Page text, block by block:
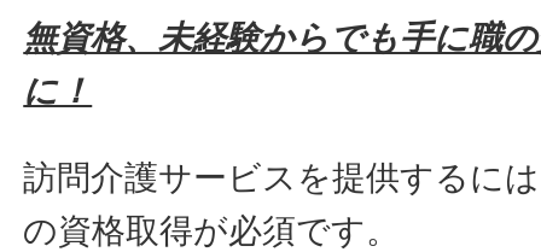
無資格、未経験からでも手に職
に！
訪問介護サービスを提供するに
の資格取得が必須です。